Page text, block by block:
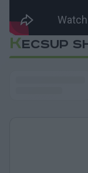
KECSUP